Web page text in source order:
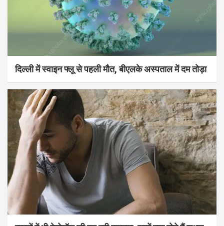
दिल्ली में स्वाइन फ्लू से पहली मौत, बीएलके अस्पताल में दम तोड़ा